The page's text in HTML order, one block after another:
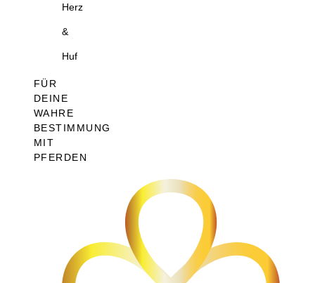
Herz
&
Huf
FÜR
DEINE
WAHRE
BESTIMMUNG
MIT
PFERDEN